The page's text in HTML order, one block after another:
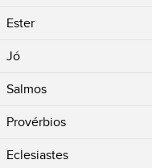
Ester
Jó
Salmos
Provérbios
Eclesiastes